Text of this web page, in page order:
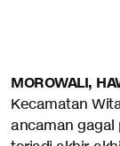
MOROWALI,
Kecamatan
ancaman gagal